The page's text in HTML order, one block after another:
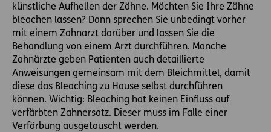
künstliche Aufhellen der Zähne. Möchten Sie Ihre Zähne
bleachen lassen? Dann sprechen Sie unbedingt vorher
mit einem Zahnarzt darüber und lassen Sie die
Behandlung von einem Arzt durchführen. Manche
Zahnärzte geben Patienten auch detaillierte
Anweisungen gemeinsam mit dem Bleichmittel, damit
diese das Bleaching zu Hause selbst durchführen
können. Wichtig: Bleaching hat keinen Einfluss auf
verfärbten Zahnersatz. Dieser muss im Falle einer
Verfärbung ausgetauscht werden.